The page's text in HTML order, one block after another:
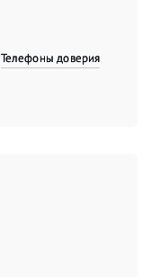
Телефоны доверия